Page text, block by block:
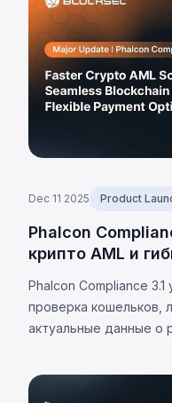
Dec 11 2025 Product
Phalcon
криптo AML и
Phalcon Compliance
проверка кошельков,
актуальные данные о